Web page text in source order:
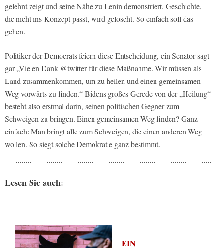
gelehnt zeigt und seine Nähe zu Lenin demonstriert. Geschichte,
die nicht ins Konzept passt, wird gelöscht. So einfach soll das
gehen.
Politiker der Democrats feiern diese Entscheidung, ein Senator sagt
gar „Vielen Dank @twitter für diese Maßnahme. Wir müssen als
Land zusammenkommen, um zu heilen und einen gemeinsamen
Weg vorwärts zu finden.“ Bidens großes Gerede von der „Heilung“
besteht also erstmal darin, seinen politischen Gegner zum
Schweigen zu bringen. Einen gemeinsamen Weg finden? Ganz
einfach: Man bringt alle zum Schweigen, die einen anderen Weg
wollen. So siegt solche Demokratie ganz bestimmt.
Lesen Sie auch:
EIN